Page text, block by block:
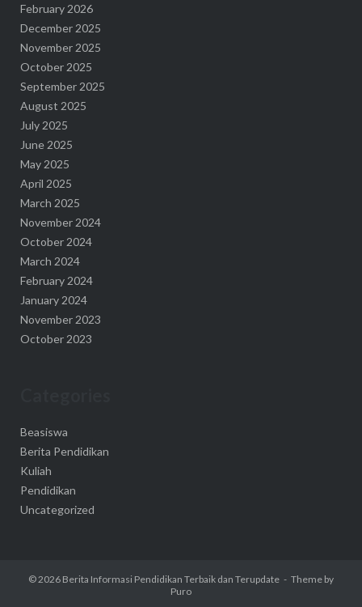
February 2026
December 2025
November 2025
October 2025
September 2025
August 2025
July 2025
June 2025
May 2025
April 2025
March 2025
November 2024
October 2024
March 2024
February 2024
January 2024
November 2023
October 2023
Beasiswa
Berita Pendidikan
Kuliah
Pendidikan
Uncategorized
© 2026 Berita Informasi Pendidikan Terbaik dan Terupdate
Theme by
Puro